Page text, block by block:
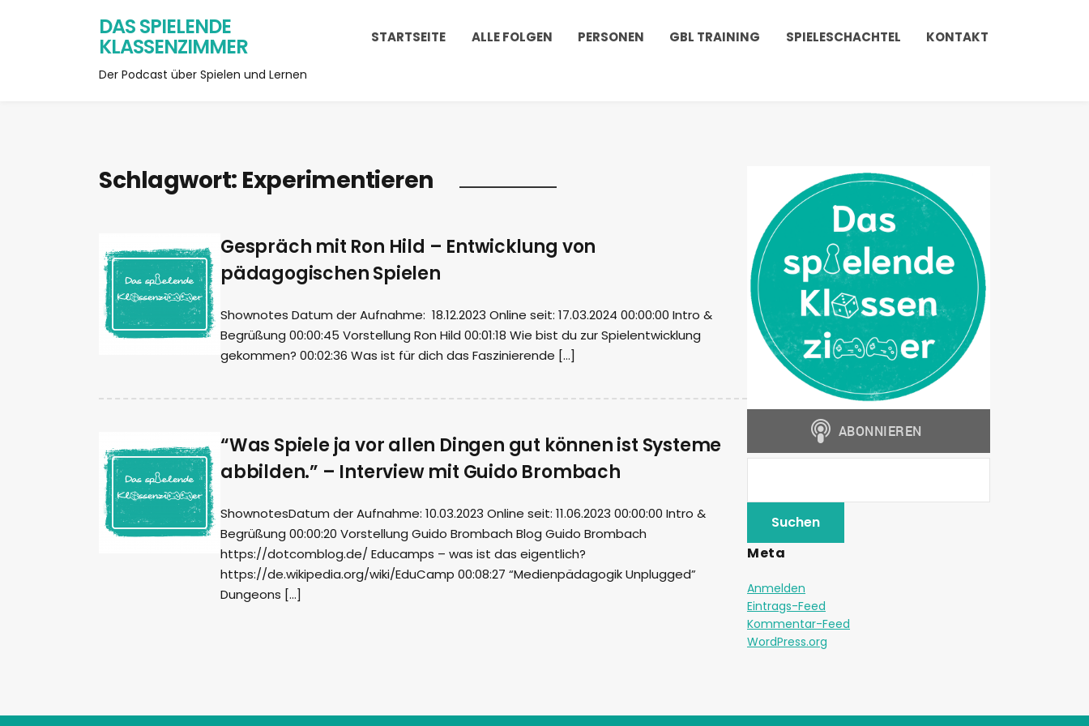
DAS SPIELENDE
KLASSENZIMMER
Der Podcast über Spielen und Lernen
STARTSEITE ALLE FOLGEN PERSONEN GBL TRAINING SPIELESCHACHTEL KONTAKT
Schlagwort: Experimentieren
Gespräch mit Ron Hild – Entwicklung von
pädagogischen Spielen
Shownotes Datum der Aufnahme: 18.12.2023 Online seit: 17.03.2024 00:00:00 Intro &
Begrüßung 00:00:45 Vorstellung Ron Hild 00:01:18 Wie bist du zur Spielentwicklung
gekommen? 00:02:36 Was ist für dich das Faszinierende […]
“Was Spiele ja vor allen Dingen gut können ist Systeme
abbilden.” – Interview mit Guido Brombach
ShownotesDatum der Aufnahme: 10.03.2023 Online seit: 11.06.2023 00:00:00 Intro &
Begrüßung 00:00:20 Vorstellung Guido Brombach Blog Guido Brombach
https://dotcomblog.de/ Educamps – was ist das eigentlich?
https://de.wikipedia.org/wiki/EduCamp 00:08:27 “Medienpädagogik Unplugged”
Dungeons […]
Meta
Anmelden
Eintrags-Feed
Kommentar-Feed
WordPress.org